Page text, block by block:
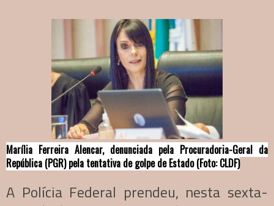
Marília Ferreira Alencar, denunciada pela Procuradoria-Geral da
República (PGR) pela tentativa de golpe de Estado (Foto: CLDF)
A Polícia Federal prendeu, nesta sexta-